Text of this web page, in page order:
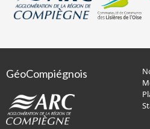
GéoCompiégnois